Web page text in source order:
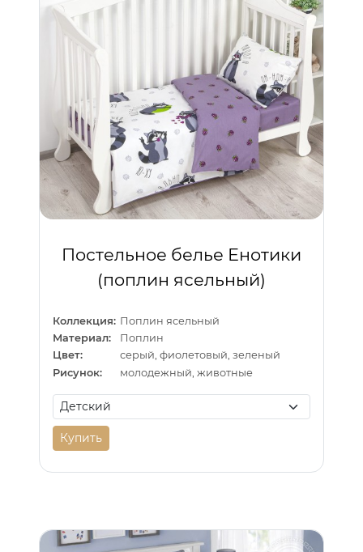
Постельное белье Енотики
(поплин ясельный)
Коллекция: Поплин ясельный
Материал:
Поплин
Цвет:
серый, фиолетовый, зеленый
Рисунок:
молодежный, животные
Купить